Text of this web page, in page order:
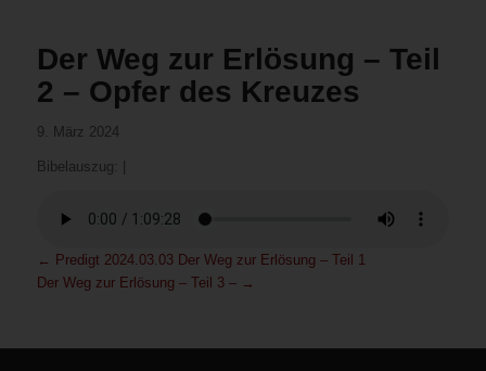
Der Weg zur Erlösung – Teil
2 – Opfer des Kreuzes
9. März 2024
Bibelauszug:
← Predigt 2024.03.03 Der Weg zur Erlösung – Teil 1
Der Weg zur Erlösung – Teil 3 – →